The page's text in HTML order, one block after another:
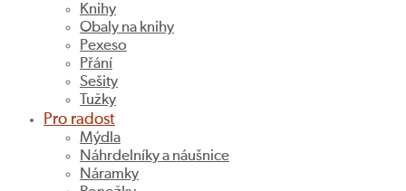
Knihy
Obaly na knihy
Pexeso
Přání
Sešity
Tužky
Pro radost
Mýdla
Náhrdelníky a náušnice
Náramky